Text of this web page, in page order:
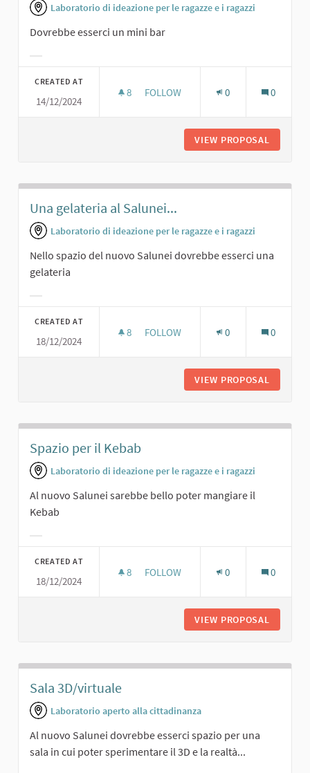
Laboratorio di ideazione per le ragazze e i ragazzi
Dovrebbe esserci un mini bar
CREATED AT
14/12/2024
8 8 FOLLOWERS
FOLLOW 0 0
VIEW PROPOSAL
Una gelateria al Salunei...
Laboratorio di ideazione per le ragazze e i ragazzi
Nello spazio del nuovo Salunei dovrebbe esserci una
gelateria
CREATED AT
18/12/2024
8 8 FOLLOWERS
FOLLOW 0 0
VIEW PROPOSAL
Spazio per il Kebab
Laboratorio di ideazione per le ragazze e i ragazzi
Al nuovo Salunei sarebbe bello poter mangiare il
Kebab
CREATED AT
18/12/2024
8 8 FOLLOWERS
FOLLOW 0 0
VIEW PROPOSAL
Sala 3D/virtuale
Laboratorio aperto alla cittadinanza
Al nuovo Salunei dovrebbe esserci spazio per una
sala in cui poter sperimentare il 3D e la realtà...